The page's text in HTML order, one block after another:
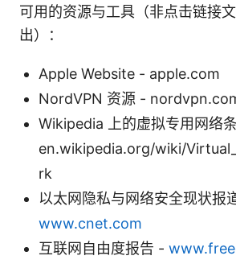
可用的资源与工具（非点击链接
出）：
Apple Website - apple.com
NordVPN 资源 -
Wikipedia 上的虚拟专用网络
en.wikipedia.org/wiki/
rk
以太网隐私与网络安全现状报
www.cnet.com
互联网自由度报告 -